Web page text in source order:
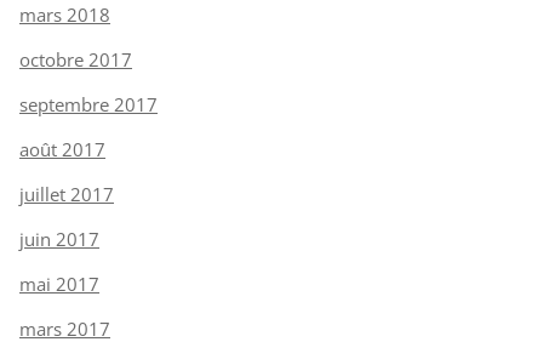
mars 2018
octobre 2017
septembre 2017
août 2017
juillet 2017
juin 2017
mai 2017
mars 2017